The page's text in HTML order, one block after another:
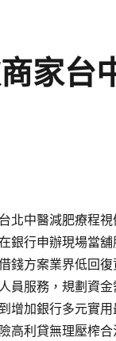
家台
台北中醫減肥療程
銀行申辦現場當
錢方案業界低回
人員服務，規劃資
到增加銀行多元實
險高利貸無理壓榨